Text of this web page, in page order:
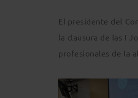
El presidente del
la clausura de las I
profesionales de la